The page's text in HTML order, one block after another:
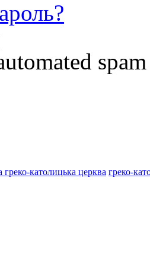
греко-католицька церква греко-